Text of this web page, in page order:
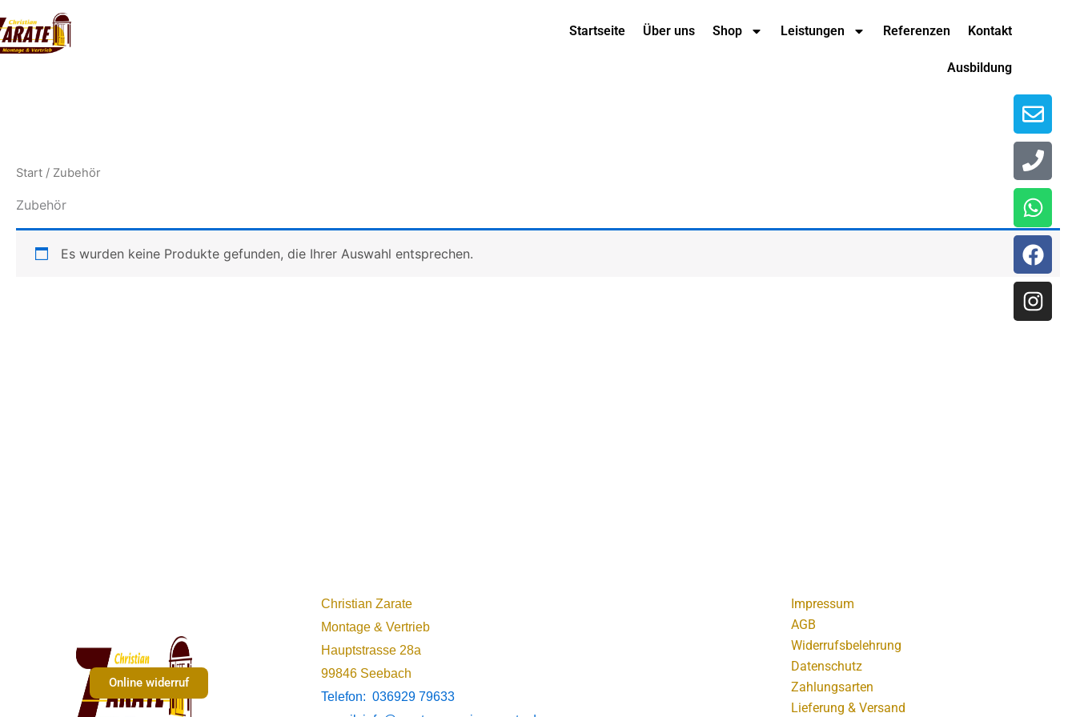
Inhalt
springen
Startseite Über uns Shop Leistungen Referenzen Kontakt
Ausbildung
Start / Zubehör
Zubehör
Es wurden keine Produkte gefunden, die Ihrer Auswahl entsprechen.
Online widerruf
Christian Zarate
Montage & Vertrieb
Hauptstrasse 28a
99846 Seebach
Telefon: 036929 79633
Impressum
AGB
Widerrufsbelehrung
Datenschutz
Zahlungsarten
Lieferung & Versand